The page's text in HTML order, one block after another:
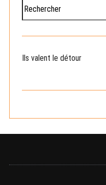
e
h
r Ils valent le détour